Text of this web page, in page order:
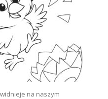
na naszym